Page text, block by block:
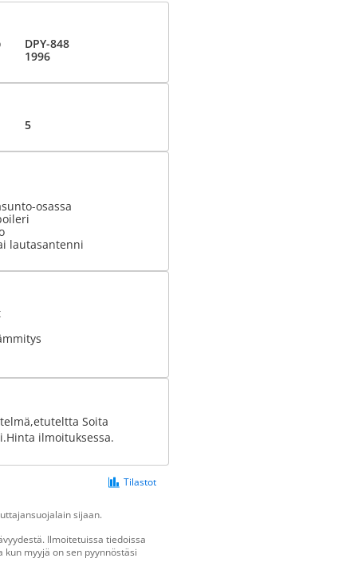
DPY-848
1996
5
osassa
lautasantenni
Soita
ilmoituksessa.
Tilastot
sijaan.
Ilmoitetuissa tiedoissa
myyjä on sen pyynnöstäsi